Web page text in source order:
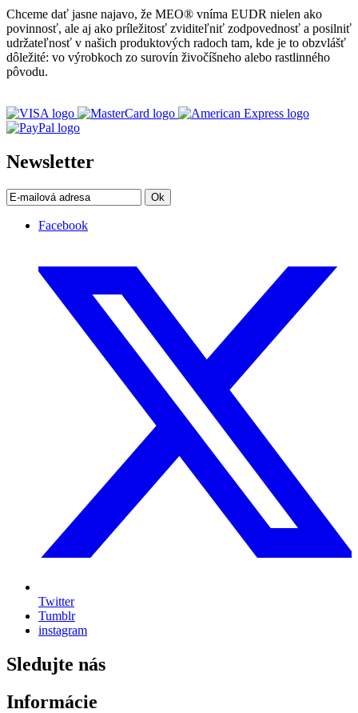
Chceme dať jasne najavo, že MEO® vníma EUDR nielen ako
povinnosť, ale aj ako príležitosť zviditeľniť zodpovednosť a posilniť
udržateľnosť v našich produktových radoch tam, kde je to obzvlášť
dôležité: vo výrobkoch zo surovín živočíšneho alebo rastlinného
pôvodu.
Newsletter
Ok
Facebook
Twitter
Tumblr
instagram
Sledujte nás
Informácie